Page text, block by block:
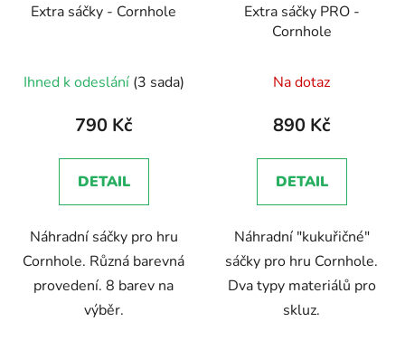
Extra sáčky - Cornhole
hodnocení
produktu
4,3
z
hvězdiček.
Ihned k odeslání (3 sada)
790 Kč
DETAIL
Náhradní sáčky pro hru
Cornhole. Různá barevná
provedení. 8 barev na
výběr.
Extra sáčky PRO -
Cornhole
hodnocení
produktu
5,0
z
hvězdiček.
Na dotaz
890 Kč
DETAIL
Náhradní "kukuřičné"
sáčky pro hru Cornhole.
Dva typy materiálů pro
skluz.